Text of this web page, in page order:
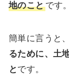
地のことです。
簡単に言うと
るために、土
と です。